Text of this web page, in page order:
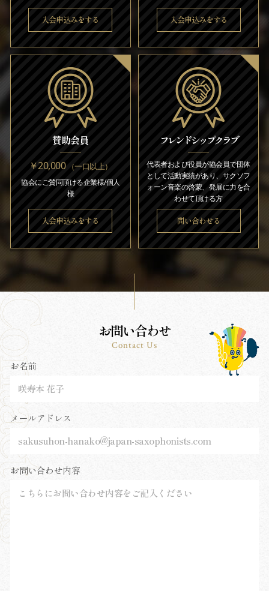
入会申込みをする 入会申込みをする
賛助会員
￥20,000（一口以上）
協会にご賛同頂ける企業様/個人
様
入会申込みをする
フレンドシップクラブ
代表者および役員が協会員で団体
として活動実績があり、サクソフ
ォーン音楽の啓蒙、発展に力を合
わせて頂ける方
問い合わせる
お問い合わせ
Contact Us
お名前
メールアドレス
お問い合わせ内容